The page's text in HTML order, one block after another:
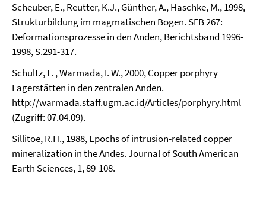
Scheuber, E., Reutter, K.J., Günther, A., Haschke, M., 1998,
Strukturbildung im magmatischen Bogen. SFB 267:
Deformationsprozesse in den Anden, Berichtsband 1996-
1998, S.291-317.
Schultz, F. , Warmada, I. W., 2000, Copper porphyry
Lagerstätten in den zentralen Anden.
http://warmada.staff.ugm.ac.id/Articles/porphyry.html
(Zugriff: 07.04.09).
Sillitoe, R.H., 1988, Epochs of intrusion-related copper
mineralization in the Andes. Journal of South American
Earth Sciences, 1, 89-108.